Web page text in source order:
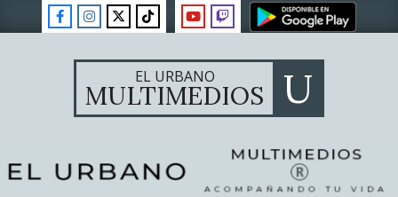
to
EL URBANO
MULTIMEDIOS U